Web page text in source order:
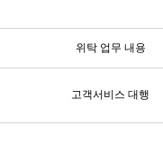
위탁 업무 내용
고객서비스 대행